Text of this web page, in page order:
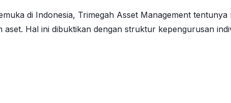
di Indonesia, Trimegah Asset Management
Hal ini dibuktikan dengan struktur kepengurusan